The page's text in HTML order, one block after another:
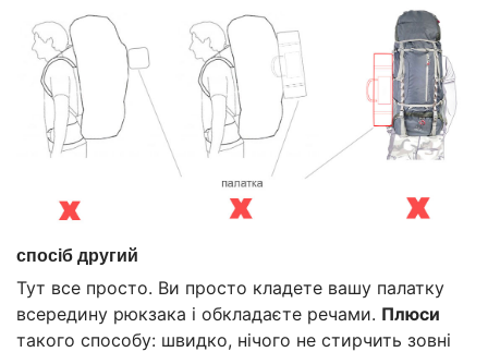
спосіб другий
Тут все просто. Ви просто кладете вашу палатку
всередину рюкзака і обкладаєте речами. Плюси
такого способу: швидко, нічого не стирчить зовні